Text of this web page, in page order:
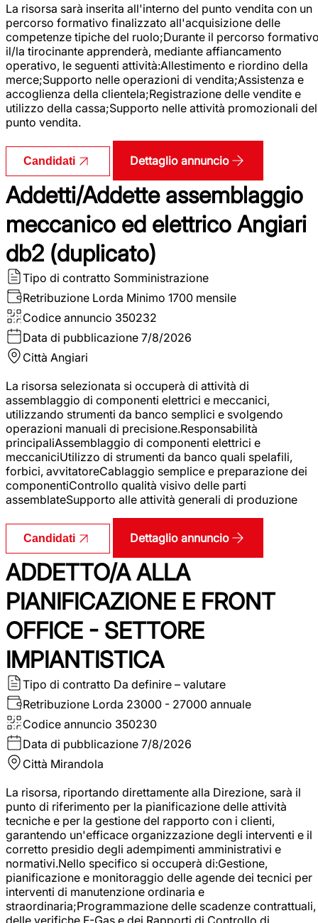
La risorsa sarà inserita all'interno del punto vendita con un
percorso formativo finalizzato all'acquisizione delle
competenze tipiche del ruolo;Durante il percorso
il/la tirocinante apprenderà, mediante affiancamento
operativo, le seguenti attività:Allestimento e riordino della
merce;Supporto nelle operazioni di vendita;Assistenza e
accoglienza della clientela;Registrazione delle vendite e
utilizzo della cassa;Supporto nelle attività promozionali del
punto vendita.
Candidati Dettaglio annuncio
Addetti/Addette assemblaggio
meccanico ed elettrico Angiari
db2 (duplicato)
Tipo di contratto Somministrazione
Retribuzione Lorda Minimo 1700 mensile
Codice annuncio 350232
Data di pubblicazione 7/8/2026
Città Angiari
La risorsa selezionata si occuperà di attività di
assemblaggio di componenti elettrici e meccanici,
utilizzando strumenti da banco semplici e svolgendo
operazioni manuali di precisione.Responsabilità
principaliAssemblaggio di componenti elettrici e
meccaniciUtilizzo di strumenti da banco quali spelafili,
forbici, avvitatoreCablaggio semplice e preparazione dei
componentiControllo qualità visivo delle parti
assemblateSupporto alle attività generali di produzione
Candidati Dettaglio annuncio
ADDETTO/A ALLA
PIANIFICAZIONE E FRONT
OFFICE - SETTORE
IMPIANTISTICA
Tipo di contratto Da definire – valutare
Retribuzione Lorda 23000 - 27000 annuale
Codice annuncio 350230
Data di pubblicazione 7/8/2026
Città Mirandola
La risorsa, riportando direttamente alla Direzione, sarà il
punto di riferimento per la pianificazione delle attività
tecniche e per la gestione del rapporto con i clienti,
garantendo un'efficace organizzazione degli interventi e il
corretto presidio degli adempimenti amministrativi e
normativi.Nello specifico si occuperà di:Gestione,
pianificazione e monitoraggio delle agende dei tecnici per
interventi di manutenzione ordinaria e
straordinaria;Programmazione delle scadenze contrattuali,
delle verifiche F-Gas e dei Rapporti di Controllo di